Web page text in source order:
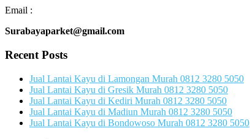
Email :
Surabayaparket@gmail.com
Recent Posts
Jual Lantai Kayu di Lamongan Murah 0812 3280 5050
Jual Lantai Kayu di Gresik Murah 0812 3280 5050
Jual Lantai Kayu di Kediri Murah 0812 3280 5050
Jual Lantai Kayu di Madiun Murah 0812 3280 5050
Jual Lantai Kayu di Bondowoso Murah 0812 3280 5050